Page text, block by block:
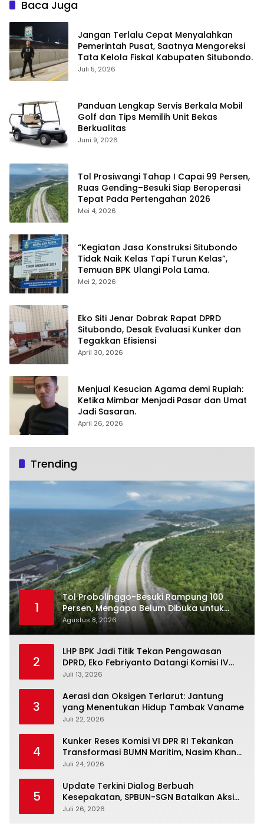
Baca Juga
Jangan Terlalu Cepat Menyalahkan
Pemerintah Pusat, Saatnya Mengoreksi
Tata Kelola Fiskal Kabupaten Situbondo.
Juli 5, 2026
Panduan Lengkap Servis Berkala Mobil
Golf dan Tips Memilih Unit Bekas
Berkualitas
Juni 9, 2026
Tol Prosiwangi Tahap I Capai 99 Persen,
Ruas Gending–Besuki Siap Beroperasi
Tepat Pada Pertengahan 2026
Mei 4, 2026
“Kegiatan Jasa Konstruksi Situbondo
Tidak Naik Kelas Tapi Turun Kelas”,
Temuan BPK Ulangi Pola Lama.
Mei 2, 2026
Eko Siti Jenar Dobrak Rapat DPRD
Situbondo, Desak Evaluasi Kunker dan
Tegakkan Efisiensi
April 30, 2026
Menjual Kesucian Agama demi Rupiah:
Ketika Mimbar Menjadi Pasar dan Umat
Jadi Sasaran.
April 26, 2026
Trending
1
Tol Probolinggo-Besuki Rampung 100
Persen, Mengapa Belum Dibuka untuk
Publik?
Agustus 8, 2026
2
LHP BPK Jadi Titik Tekan Pengawasan
DPRD, Eko Febriyanto Datangi Komisi IV
dan Ajak Dewan Kembali Berpijak pada
Juli 13, 2026
3
Aerasi dan Oksigen Terlarut: Jantung
yang Menentukan Hidup Tambak Vaname
Juli 22, 2026
4
Kunker Reses Komisi VI DPR RI Tekankan
Transformasi BUMN Maritim, Nasim Khan
Kawal Penguatan Sektor Laut
Juli 24, 2026
5
Update Terkini Dialog Berbuah
Kesepakatan, SPBUN-SGN Batalkan Aksi
Nasional Setelah Holding Penuhi Sejumlah
Juli 26, 2026